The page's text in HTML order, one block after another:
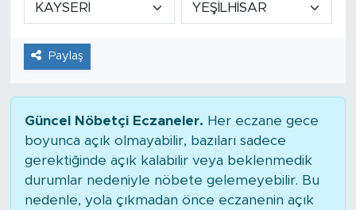
Paylaş
Güncel Nöbetçi Eczaneler. Her eczane gece
boyunca açık olmayabilir, bazıları sadece
gerektiğinde açık kalabilir veya beklenmedik
durumlar nedeniyle nöbete gelemeyebilir. Bu
nedenle, yola çıkmadan önce eczanenin açık
Tarihçe
Resmi İlanlar
Foto Şaka